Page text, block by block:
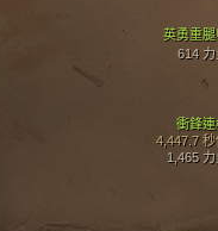
英勇重腿
614 力
衝鋒連
4,447.7 秒
1,465 力